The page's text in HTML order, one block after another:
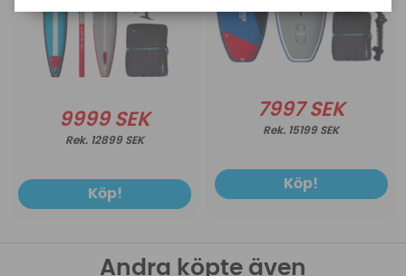
9999 SEK
12899 SEK
Köp!
7997 SEK
15199 SEK
Köp!
Andra köpte även